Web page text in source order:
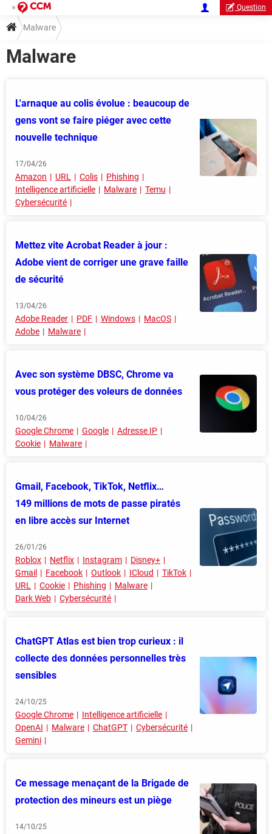
Question
Malware
Malware
L'arnaque au colis évolue : beaucoup de
gens vont se faire piéger avec cette
nouvelle technique
17/04/26
Amazon URL Colis
Phishing
Intelligence artificielle
Malware
Temu
Cybersécurité
Mettez vite Acrobat Reader à jour :
Adobe vient de corriger une grave faille
de sécurité
13/04/26
Adobe Reader PDF Windows
MacOS
Adobe
Malware
Avec son système DBSC, Chrome va
vous protéger des voleurs de données
10/04/26
Google Chrome Google
Adresse IP
Cookie
Malware
Gmail, Facebook, TikTok, Netflix…
149 millions de mots de passe piratés
en libre accès sur Internet
26/01/26
Roblox Netflix Instagram
Disney+
Gmail
Facebook Outlook ICloud
TikTok
URL
Cookie Phishing
Malware
Dark Web
Cybersécurité
ChatGPT Atlas est bien trop curieux : il
collecte des données personnelles très
sensibles
24/10/25
Google Chrome
Intelligence artificielle
OpenAI
Malware ChatGPT
Cybersécurité
Gemini
Ce message menaçant de la Brigade de
protection des mineurs est un piège
14/10/25